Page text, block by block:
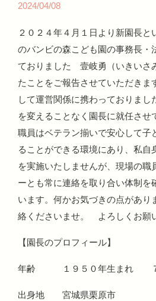
2024/04/08
２０２４年４月１日より新園長と
のバンビの森こども園の事務長・
ておりました 壹岐勇（いきいさ
たことをご報告させていただきま
して運営関係に携わっておりまし
を変えることなく園長に就任させ
職員はベテラン揃いで安心して子
ることができる環境にあり、私自
を実施いたしませんが、現場の職
ーとも常に連絡を取り合い体制を
います。何かお気づきの点があり
絡くださいませ。 よろしくお願
【園長のプロフィール】
年齢 １９５０年生まれ
出身地 宮城県栗原市